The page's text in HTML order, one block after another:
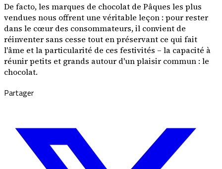
De facto, les marques de chocolat de Pâques les plus
vendues nous offrent une véritable leçon : pour rester
dans le cœur des consommateurs, il convient de
réinventer sans cesse tout en préservant ce qui fait
l'âme et la particularité de ces festivités – la capacité à
réunir petits et grands autour d'un plaisir commun : le
chocolat.
Partager